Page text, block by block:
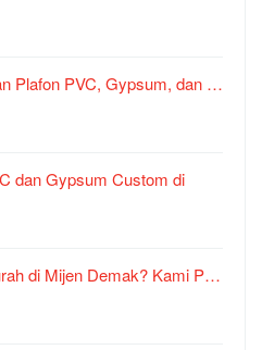
Plafon PVC, Gypsum, dan …
dan Gypsum Custom di
di Mijen Demak? Kami P…